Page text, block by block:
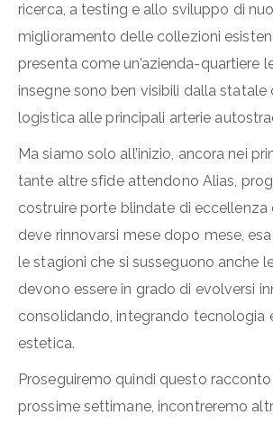
ricerca, a testing e allo sviluppo di
miglioramento delle collezioni
presenta come un’azienda-quartiere
insegne sono ben visibili dalla statale
logistica alle principali arterie
Ma siamo solo all’inizio, ancora nei
tante altre sfide attendono Alias,
costruire porte blindate di eccellenza
deve rinnovarsi mese dopo mese,
le stagioni che si susseguono anche
devono essere in grado di evolversi
consolidando, integrando tecnologia
estetica.
Proseguiremo quindi questo
prossime settimane, incontreremo